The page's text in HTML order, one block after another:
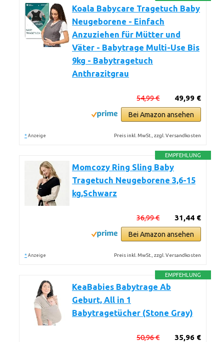
Koala Babycare Tragetuch Baby
Neugeborene - Einfach
Anzuziehen für Mütter und
Väter - Babytrage Multi-Use Bis
9kg - Babytragetuch
Anthrazitgrau
49,99 €
54,99 €
Bei Amazon ansehen
* Anzeige Preis inkl. MwSt., zzgl. Versandkosten
EMPFEHLUNG
Momcozy Ring Sling Baby
Tragetuch Neugeborene 3,6-15
kg,Schwarz
31,44 €
36,99 €
Bei Amazon ansehen
* Anzeige Preis inkl. MwSt., zzgl. Versandkosten
EMPFEHLUNG
KeaBabies Babytrage Ab
Geburt, All in 1
Babytragetücher (Stone Gray)
35,96 €
50,96 €